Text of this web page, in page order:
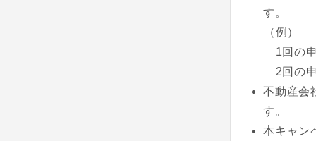
す。
（例）
1回の申
2回の申
不動産会
す。
本キャン